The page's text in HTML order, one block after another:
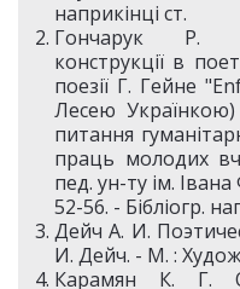
наприкінці ст.
Гончарук Р.
конструкції в
поезії Г. Гейне
Лесею
питання
праць молодих
пед. ун-ту ім.
52-56. - Бібліогр.
Дейч А. И.
И. Дейч. - М. :
Карамян К. Г.